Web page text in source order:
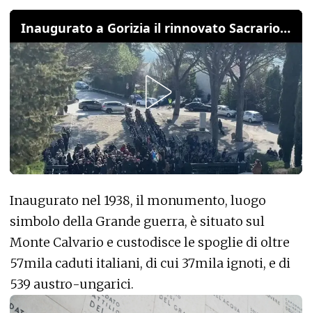
Inaugurato a Gorizia il rinnovato Sacrario militare di Oslavia
Inaugurato nel 1938, il monumento, luogo
simbolo della Grande guerra, è situato sul
Monte Calvario e custodisce le spoglie di oltre
57mila caduti italiani, di cui 37mila ignoti, e di
539 austro-ungarici.